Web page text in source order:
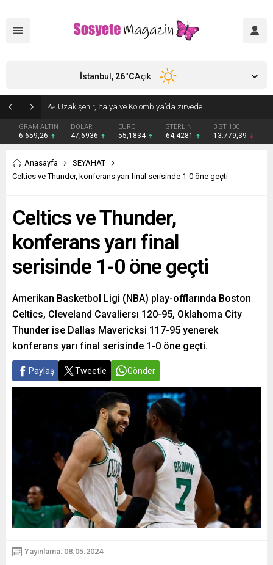
GRAM ALTIN
6.659,26
DOLAR
47,6936
EURO
55,1834
STERLİN
64,4281
BIST 100
13.779,39
İstanbul, 26°CAçık
Anasayfa
SEYAHAT
Celtics ve Thunder, konferans yarı final serisinde 1-0 öne geçti
Celtics ve Thunder,
konferans yarı final
serisinde 1-0 öne geçti
Amerikan Basketbol Ligi (NBA) play-offlarında Boston
Celtics, Cleveland Cavaliersı 120-95, Oklahoma City
Thunder ise Dallas Mavericksi 117-95 yenerek
konferans yarı final serisinde 1-0 öne geçti.
Paylaş Tweetle Gönder
Yayınlama: 08.05.2024